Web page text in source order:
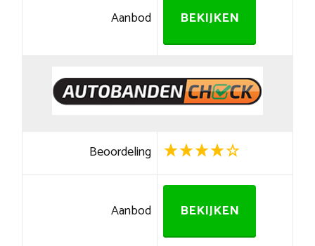
Aanbod BEKIJKEN
Beoordeling
Aanbod BEKIJKEN